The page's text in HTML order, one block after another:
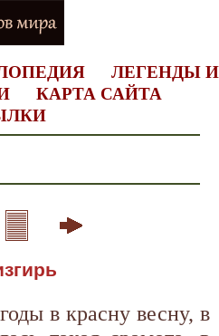
ЛЕГЕНДЫ И
КАРТА САЙТА
в красну весну, в